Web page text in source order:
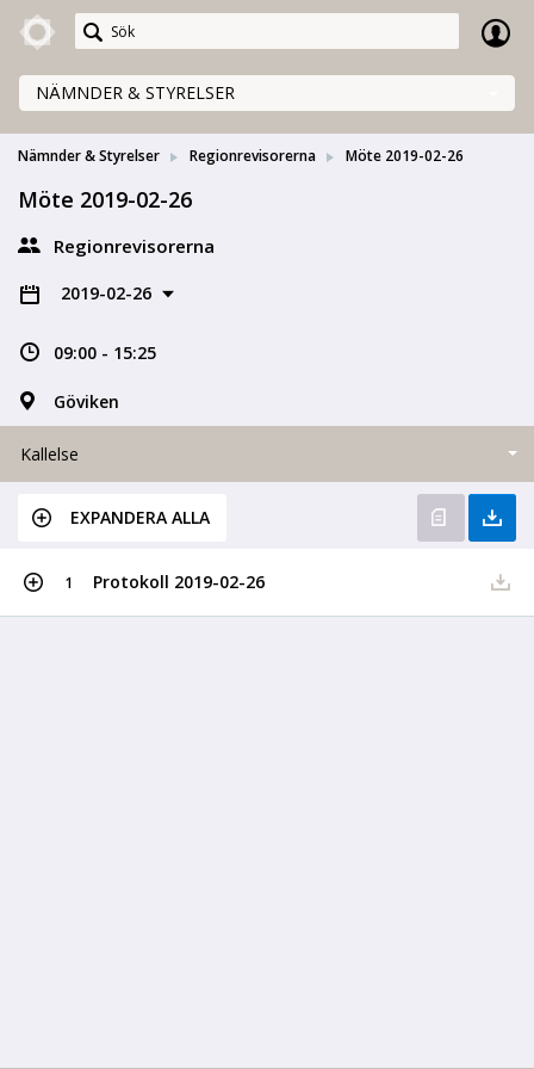
Meetings+
NÄMNDER & STYRELSER
Nämnder & Styrelser Regionrevisorerna Möte 2019-02-26
Möte 2019-02-26
Regionrevisorerna
2019-02-26
09:00 - 15:25
Göviken
Kallelse
EXPANDERA ALLA
1 Protokoll 2019-02-26